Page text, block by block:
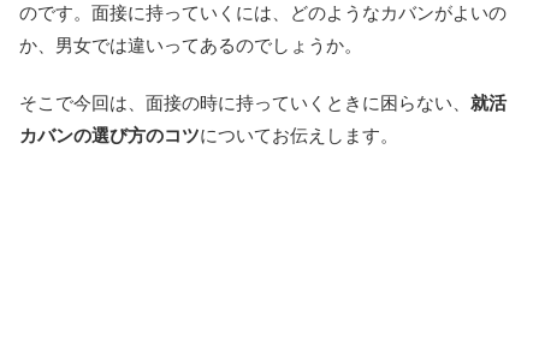
のです。面接に持っていくには、どのようなカバンがよいの
か、男女では違いってあるのでしょうか。
そこで今回は、面接の時に持っていくときに困らない、 就活
カバンの選び方のコツについてお伝えします。